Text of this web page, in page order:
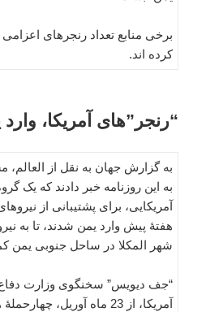
برخی منابع تعداد رنجرهای
کرده اند.
“رنجر”های آمریکا،
به گزارش جهان به نقل از العالم،
آمریکایی، برای پشتیبانی از
هفتۀ پیش وارد یمن شدند، تا به
شهر المکلا در ساحل جنوبی یمن
“جف دیویس” سخنگوی وزارت دفاع
آمریکا، از 23 ماه آوریل،